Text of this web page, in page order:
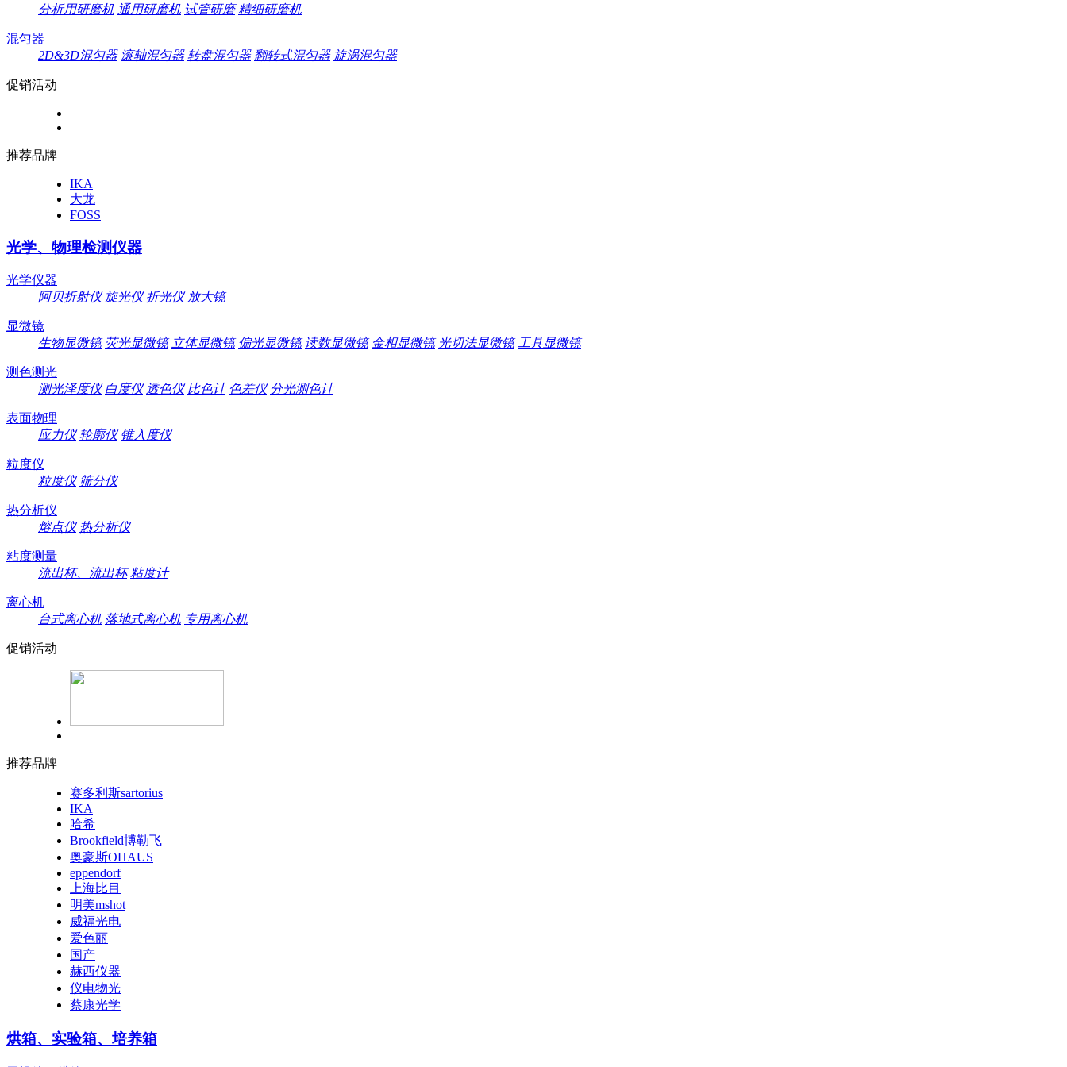
分析用研磨机 通用研磨机 试管研磨 精细研磨机
混匀器
2D&3D混匀器 滚轴混匀器 转盘混匀器 翻转式混匀器 旋涡混匀器
促销活动
推荐品牌
IKA
大龙
FOSS
光学、物理检测仪器
光学仪器
阿贝折射仪 旋光仪 折光仪 放大镜
显微镜
生物显微镜 荧光显微镜 立体显微镜 偏光显微镜 读数显微镜 金相显微镜 光切法显微镜 工具显微镜
测色测光
测光泽度仪 白度仪 透色仪 比色计 色差仪 分光测色计
表面物理
应力仪 轮廓仪 锥入度仪
粒度仪
粒度仪 筛分仪
热分析仪
熔点仪 热分析仪
粘度测量
流出杯、流出杯 粘度计
离心机
台式离心机 落地式离心机 专用离心机
促销活动
推荐品牌
赛多利斯sartorius
IKA
哈希
Brookfield博勒飞
奥豪斯OHAUS
eppendorf
上海比目
明美mshot
威福光电
爱色丽
国产
赫西仪器
仪电物光
蔡康光学
烘箱、实验箱、培养箱